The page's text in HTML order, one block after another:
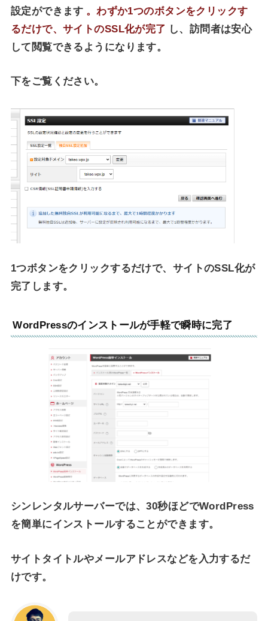
設定ができます 。わずか1つのボタンをクリックす
るだけで、サイトのSSL化が完了 し、訪問者は安心
して閲覧できるようになります。
下をご覧ください。
1つボタンをクリックするだけで、サイトのSSL化が
完了します。
WordPressのインストールが手軽で瞬時に完了
シンレンタルサーバーでは、30秒ほどでWordPress
を簡単にインストールすることができます。
サイトタイトルやメールアドレスなどを入力するだ
けです。